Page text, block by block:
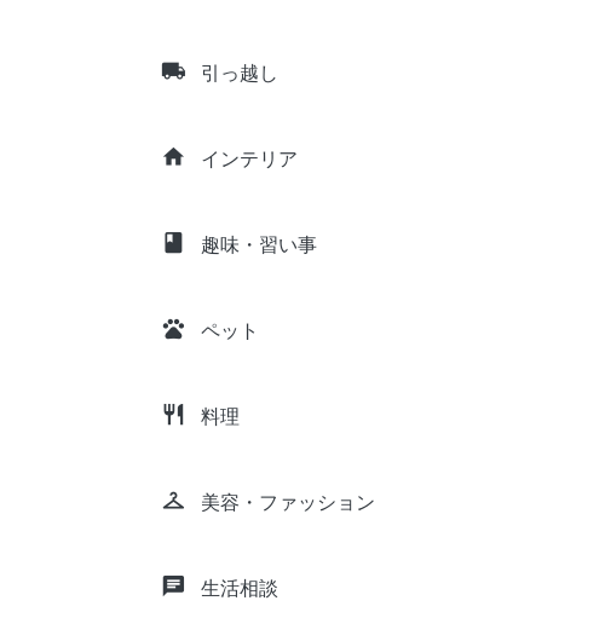
local_shipping 引っ越し
home インテリア
class 趣味・習い事
pets ペット
restaurant 料理
checkroom 美容・ファッション
chat 生活相談